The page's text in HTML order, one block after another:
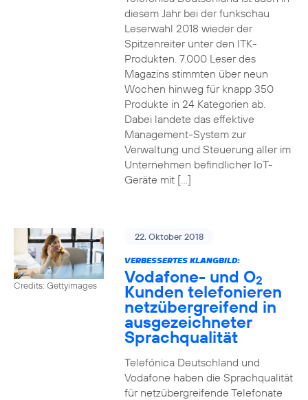
diesem Jahr bei der funkschau
Leserwahl 2018 wieder der
Spitzenreiter unter den ITK-
Produkten. 7.000 Leser des
Magazins stimmten über neun
Wochen hinweg für knapp 350
Produkte in 24 Kategorien ab.
Dabei landete das effektive
Management-System zur
Verwaltung und Steuerung aller im
Unternehmen befindlicher IoT-
Geräte mit […]
Credits: Gettyimages
22. Oktober 2018
VERBESSERTES KLANGBILD:
Vodafone- und O2
Kunden telefonieren
netzübergreifend in
ausgezeichneter
Sprachqualität
Telefónica Deutschland und
Vodafone haben die Sprachqualität
für netzübergreifende Telefonate